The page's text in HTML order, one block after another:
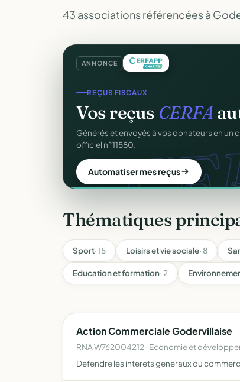
43 associations référencées à
ANNONCE
COLLECTE DE DONS
Collectez des dons
Campagnes, paiement sécurisé, reçu
donateur. 100 % gratuit.
Lancer ma collecte
Thématiques
Sport· 15 Loisirs et vie sociale· 8
Education et formation· 2
Action Commerciale Godervillaise
RNA W762004212 · Economie et
Defendre les interets generaux du